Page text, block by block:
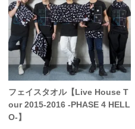
フェイスタオル【Live House T
our 2015-2016 -PHASE 4 HELL
O-】